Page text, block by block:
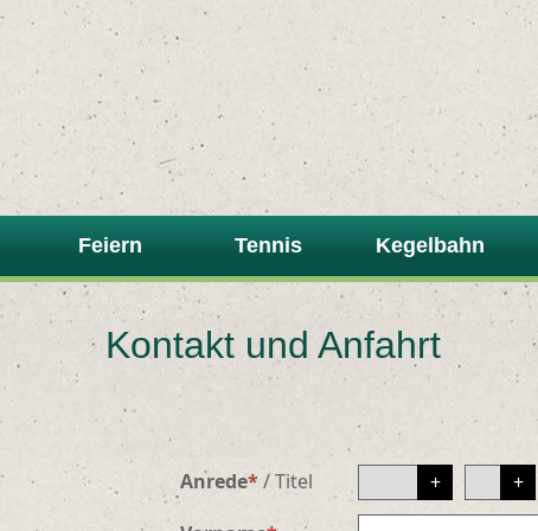
Feiern Tennis Kegelbahn
Kontakt und Anfahrt
Anrede*/Titel